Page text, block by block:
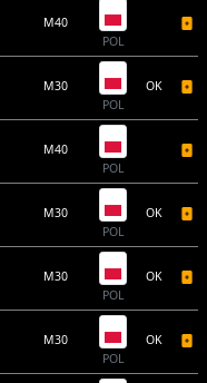
M40
POL
M30
POL
OK
M40
POL
M30
POL
OK
M30
POL
OK
M30
POL
OK